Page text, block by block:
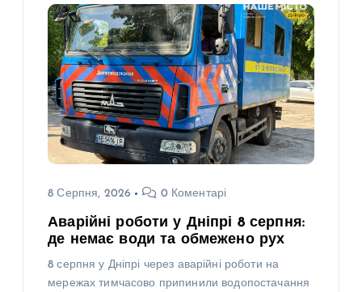
8 Серпня, 2026 0 Коментарі
Аварійні роботи у Дніпрі 8 серпня:
де немає води та обмежено рух
8 серпня у Дніпрі через аварійні роботи на
мережах тимчасово припинили водопостачання